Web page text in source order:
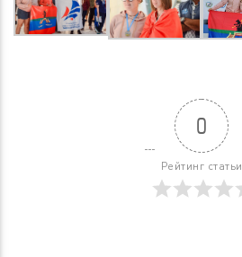
0
Рейтинг статьи